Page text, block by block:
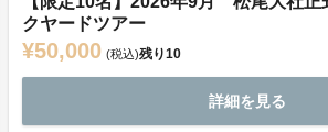
クヤードツアー
¥50,000 (税込)残り10
詳細を見る